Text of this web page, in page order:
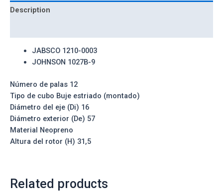
Description
JABSCO 1210-0003
JOHNSON 1027B-9
Número de palas 12
Tipo de cubo Buje estriado (montado)
Diámetro del eje (Di) 16
Diámetro exterior (De) 57
Material Neopreno
Altura del rotor (H) 31,5
Related products